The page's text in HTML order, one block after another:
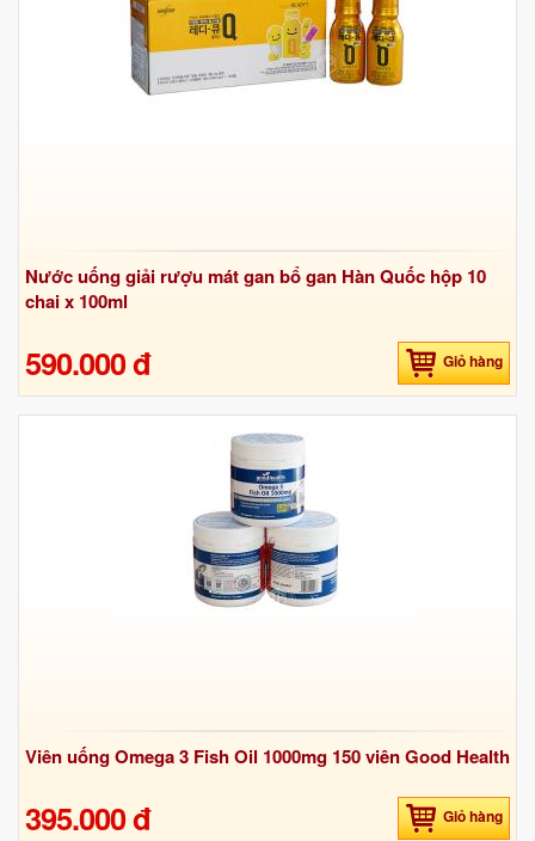
Nước uống giải rượu mát gan bổ gan Hàn Quốc hộp 10
chai x 100ml
590.000 đ Giỏ hàng
Viên uống Omega 3 Fish Oil 1000mg 150 viên Good Health
395.000 đ Giỏ hàng